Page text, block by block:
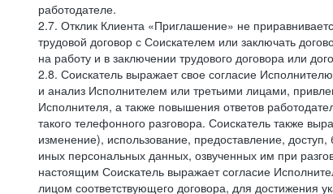
работодателе.
2.7. Отклик Клиента «Приглашение» не
трудовой договор с Соискателем или заключать
на работу и в заключении трудового договора или
2.8. Соискатель выражает свое согласие
и анализ Исполнителем или третьими лицами,
Исполнителя, а также повышения ответов
такого телефонного разговора. Соискатель также
изменение), использование, предоставление,
иных персональных данных, озвученных им при
настоящим Соискатель выражает согласие
лицом соответствующего договора, для достижения